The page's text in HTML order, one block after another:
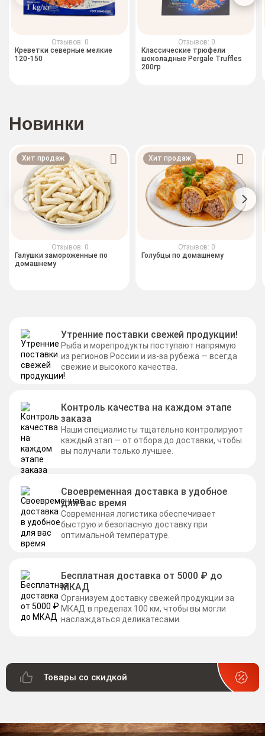
Отзывов: 0
Креветки северные мелкие
120-150
Отзывов: 0
Классические трюфели
шоколадные Pergale Truffles
200гр
Новинки
Хит продаж
Отзывов: 0
Галушки замороженные по
домашнему
Хит продаж
Отзывов: 0
Голубцы по домашнему
Утренние поставки свежей продукции!
Рыба и морепродукты поступают напрямую
из регионов России и из-за рубежа — всегда
свежие и высокого качества.
Контроль качества на каждом этапе
заказа
Наши специалисты тщательно контролируют
каждый этап — от отбора до доставки, чтобы
вы получали только лучшее.
Своевременная доставка в удобное
для вас время
Современная логистика обеспечивает
быструю и безопасную доставку при
оптимальной температуре.
Бесплатная доставка от 5000 ₽ до
МКАД
Организуем доставку свежей продукции за
МКАД в пределах 100 км, чтобы вы могли
наслаждаться деликатесами.
Товары со скидкой